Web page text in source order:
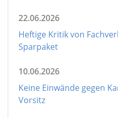
22.06.2026
Heftige Kritik von
Sparpaket
10.06.2026
Keine Einwände gegen
Vorsitz